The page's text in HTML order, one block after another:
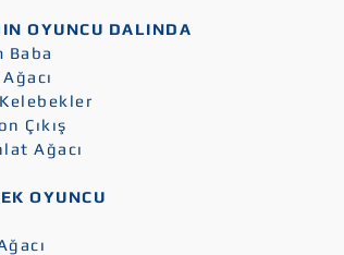
OYUNCU DALINDA
Baba
Çıkış
Ağacı
OYUNCU